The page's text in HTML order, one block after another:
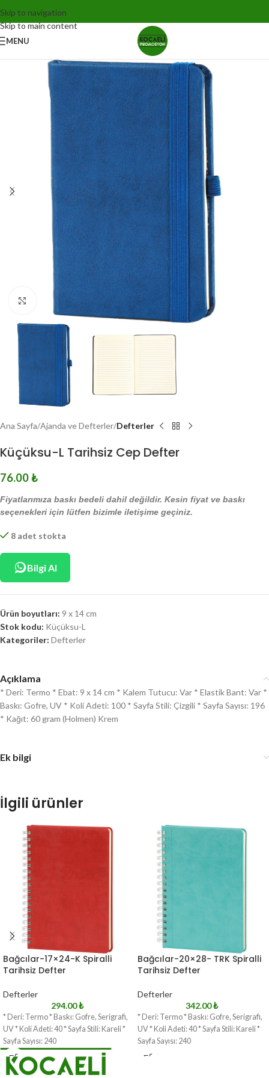
Skip to navigation
Skip to main content
MENU
Click to enlarge
Ana Sayfa Ajanda ve Defterler Defterler
Küçüksu-L Tarihsiz Cep Defter
76.00₺
Fiyatlarımıza baskı bedeli dahil değildir. Kesin fiyat ve baskı
seçenekleri için lütfen bizimle iletişime geçiniz.
8 adet stokta
Bilgi Al
Ürün boyutları: 9 x 14 cm
Stok kodu: Küçüksu-L
Kategoriler: Defterler
Açıklama
* Deri: Termo * Ebat: 9 x 14 cm * Kalem Tutucu: Var * Elastik Bant: Var *
Baskı: Gofre, UV * Koli Adeti: 100 * Sayfa Stili: Çizgili * Sayfa Sayısı: 196
* Kağıt: 60 gram (Holmen) Krem
Ek bilgi
İlgili ürünler
Bağcılar-17×24-K Spiralli
Tarihsiz Defter
Defterler
294.00₺
* Deri: Termo * Baskı: Gofre, Serigrafi,
UV * Koli Adeti: 40 * Sayfa Stili: Kareli *
Sayfa Sayısı: 240
Bağcılar-20×28- TRK Spiralli
Tarihsiz Defter
Defterler
342.00₺
* Deri: Termo * Baskı: Gofre, Serigrafi,
UV * Koli Adeti: 40 * Sayfa Stili: Kareli *
Sayfa Sayısı: 240